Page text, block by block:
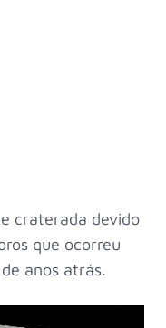
craterada devido
que ocorreu
anos atrás.